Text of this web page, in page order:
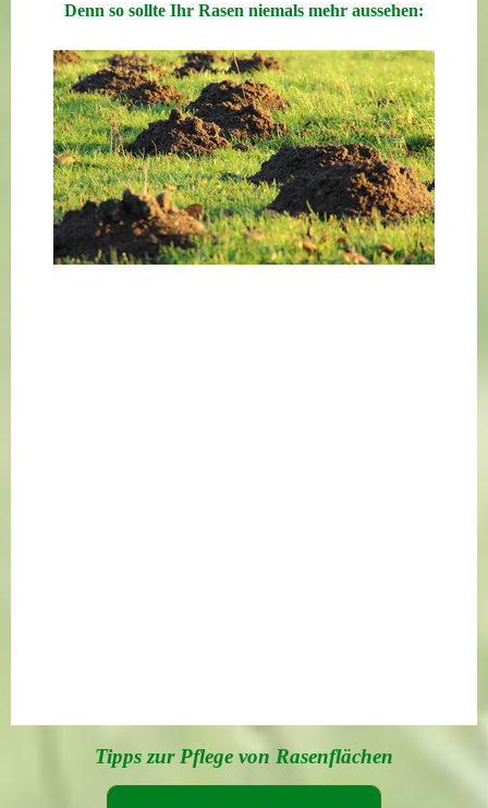
Denn so sollte Ihr Rasen niemals mehr aussehen:
Tipps zur Pflege von Rasenflächen